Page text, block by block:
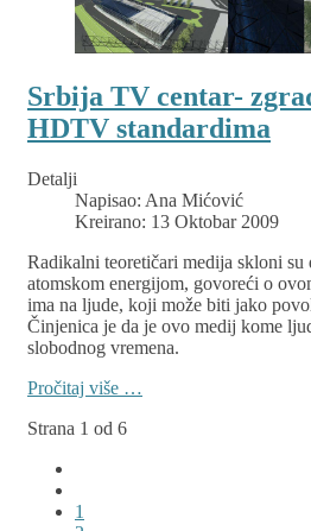
Srbija TV centar-
HDTV standardima
Detalji
Napisao: Ana Mićović
Kreirano: 13 Oktobar 2009
Radikalni teoretičari medija skloni su
atomskom energijom, govoreći o
ima na ljude, koji može biti jako
Činjenica je da je ovo medij kome
slobodnog vremena.
Pročitaj više …
Strana 1 od 6
1